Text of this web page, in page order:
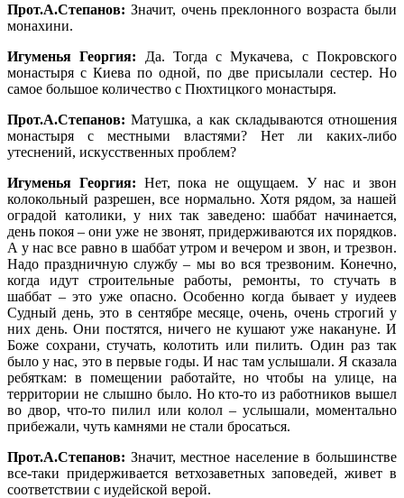
Прот.А.Степанов: Значит, очень преклонного возраста были
монахини.
Игуменья Георгия: Да. Тогда с Мукачева, с Покровского
монастыря с Киева по одной, по две присылали сестер. Но
самое большое количество с Пюхтицкого монастыря.
Прот.А.Степанов: Матушка, а как складываются отношения
монастыря с местными властями? Нет ли каких-либо
утеснений, искусственных проблем?
Игуменья Георгия: Нет, пока не ощущаем. У нас и звон
колокольный разрешен, все нормально. Хотя рядом, за нашей
оградой католики, у них так заведено: шаббат начинается,
день покоя – они уже не звонят, придерживаются их порядков.
А у нас все равно в шаббат утром и вечером и звон, и трезвон.
Надо праздничную службу – мы во вся трезвоним. Конечно,
когда идут строительные работы, ремонты, то стучать в
шаббат – это уже опасно. Особенно когда бывает у иудеев
Судный день, это в сентябре месяце, очень, очень строгий у
них день. Они постятся, ничего не кушают уже накануне. И
Боже сохрани, стучать, колотить или пилить. Один раз так
было у нас, это в первые годы. И нас там услышали. Я сказала
ребяткам: в помещении работайте, но чтобы на улице, на
территории не слышно было. Но кто-то из работников вышел
во двор, что-то пилил или колол – услышали, моментально
прибежали, чуть камнями не стали бросаться.
Прот.А.Степанов: Значит, местное население в большинстве
все-таки придерживается ветхозаветных заповедей, живет в
соответствии с иудейской верой.